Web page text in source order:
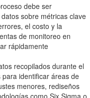
debe ser
sobre métricas clave
el costo y la
de monitoreo en
rápidamente
recopilados durante el
identificar áreas de
menores, rediseños
como Six Sigma o